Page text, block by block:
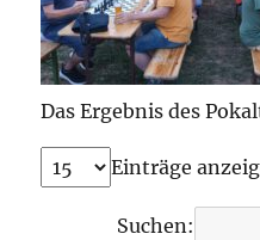
Das Ergebnis des
Einträge
Suchen: